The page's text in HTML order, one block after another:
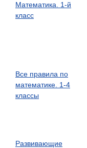
Математика. 1-й
класс
Все правила по
математике. 1-4
классы
Развивающие